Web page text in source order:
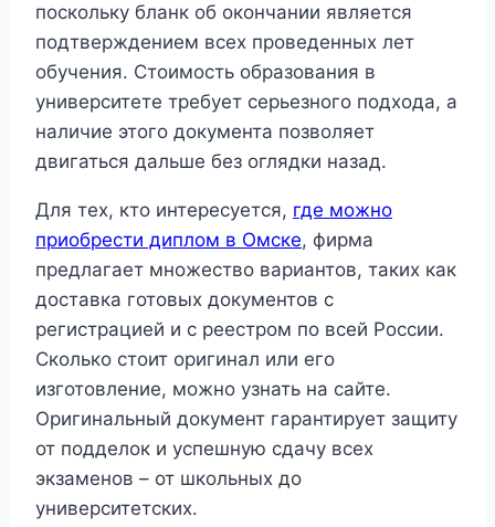
поскольку бланк об окончании является
подтверждением всех проведенных лет
обучения. Стоимость образования в
университете требует серьезного подхода, а
наличие этого документа позволяет
двигаться дальше без оглядки назад.
Для тех, кто интересуется, где можно
приобрести диплом в Омске, фирма
предлагает множество вариантов, таких как
доставка готовых документов с
регистрацией и с реестром по всей России.
Сколько стоит оригинал или его
изготовление, можно узнать на сайте.
Оригинальный документ гарантирует защиту
от подделок и успешную сдачу всех
экзаменов – от школьных до
университетских.